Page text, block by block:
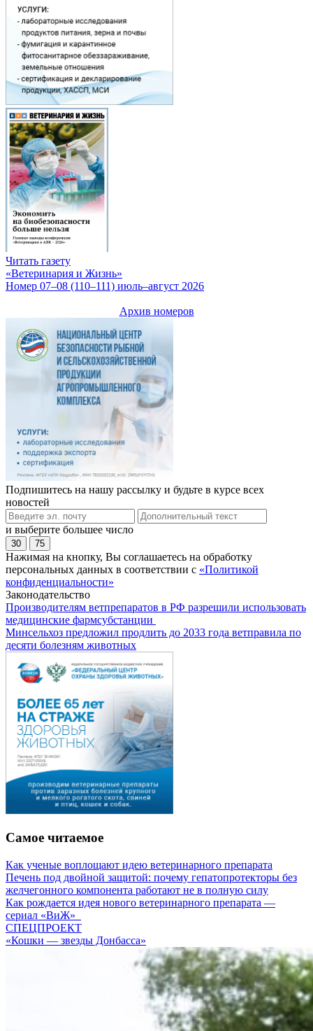
Читать газету
«Ветеринария и Жизнь»
Номер 07–08 (110–111) июль–август 2026
Архив номеров
Подпишитесь на нашу рассылку и будьте в курсе всех
новостей
и выберите большее число
30 75
Нажимая на кнопку, Вы соглашаетесь на обработку
персональных данных в соответствии с «Политикой
конфиденциальности»
Законодательство
Производителям ветпрепаратов в РФ разрешили использовать
медицинские фармсубстанции
Минсельхоз предложил продлить до 2033 года ветправила по
десяти болезням животных
Самое читаемое
Как ученые воплощают идею ветеринарного препарата
Печень под двойной защитой: почему гепатопротекторы без
желчегонного компонента работают не в полную силу
Как рождается идея нового ветеринарного препарата —
сериал «ВиЖ»
СПЕЦПРОЕКТ
«Кошки — звезды Донбасса»